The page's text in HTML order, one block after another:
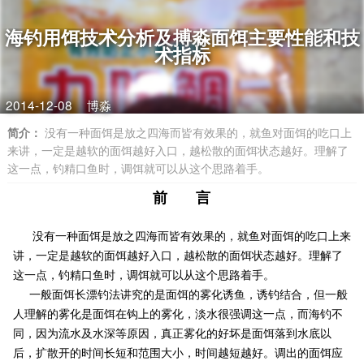
海钓用饵技术分析及搏淼面饵主要性能和技
术指标
2014-12-08 博淼
简介：
来讲，一定是越软的面饵越好入口，越松散的面饵状态越好。理解了
这一点，钓精口鱼时，调饵就可以从这个思路着手。
前 言
没有一种面饵是放之四海而皆有效果的，就鱼对面饵的吃口上来
讲，一定是越软的面饵越好入口，越松散的面饵状态越好。理解了
这一点，钓精口鱼时，调饵就可以从这个思路着手。
一般面饵长漂钓法讲究的是面饵的雾化诱鱼，诱钓结合，但一般
人理解的雾化是面饵在钩上的雾化，淡水很强调这一点，而海钓不
同，因为流水及水深等原因，真正雾化的好坏是面饵落到水底以
后，扩散开的时间长短和范围大小，时间越短越好。调出的面饵应